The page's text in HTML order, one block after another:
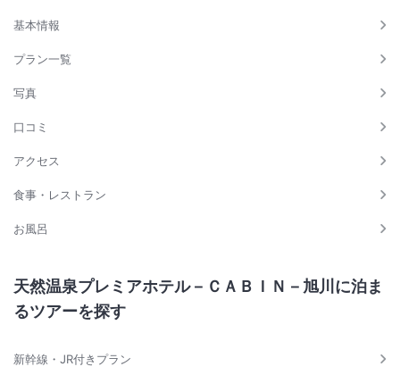
基本情報
プラン一覧
写真
口コミ
アクセス
食事・レストラン
お風呂
天然温泉プレミアホテル－ＣＡＢＩＮ－旭川に泊ま
るツアーを探す
新幹線・JR付きプラン